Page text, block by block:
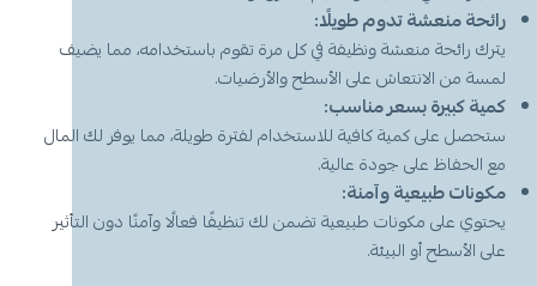
رائحة منعشة تدوم طويلًا:
يترك رائحة منعشة ونظيفة في كل مرة تقوم باستخدامه، مما يضيف
لمسة من الانتعاش على الأسطح والأرضيات.
كمية كبيرة بسعر مناسب:
ستحصل على كمية كافية للاستخدام لفترة طويلة، مما يوفر لك المال
مع الحفاظ على جودة عالية.
مكونات طبيعية وآمنة:
يحتوي على مكونات طبيعية تضمن لك تنظيفًا فعالًا وآمنًا دون التأثير
على الأسطح أو البيئة.